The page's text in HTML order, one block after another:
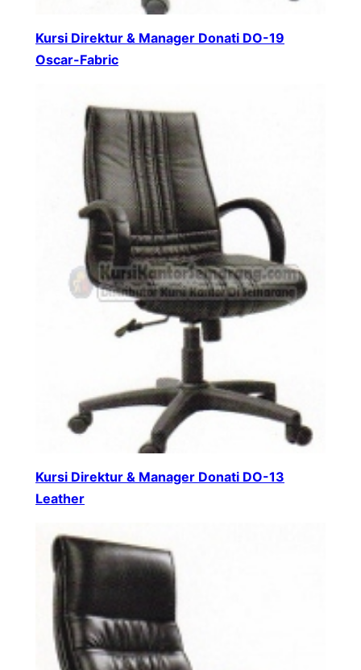
Kursi Direktur & Manager Donati DO-19
Oscar-Fabric
Kursi Direktur & Manager Donati DO-13
Leather